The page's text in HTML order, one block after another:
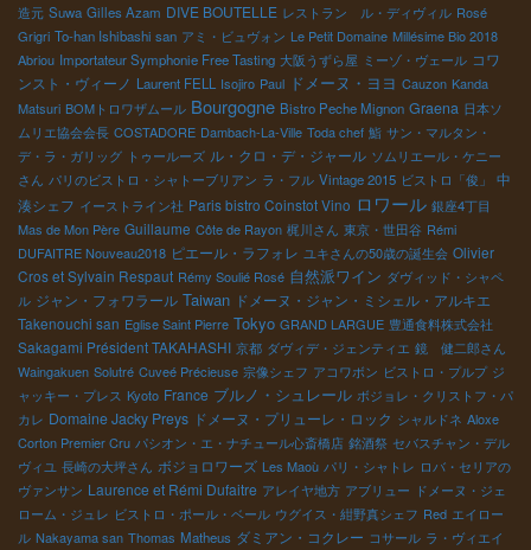
造元 Suwa Gilles Azam DIVE BOUTELLE レストラン ル・ディヴィル Rosé
Grigri To-han Ishibashi san アミ・ビュヴォン Le Petit Domaine Millésime Bio 2018
Abriou Importateur Symphonie Free Tasting 大阪うずら屋 ミーゾ・ヴェール コワ
ンスト・ヴィーノ Laurent FELL Isojiro Paul ドメーヌ・ヨヨ Cauzon Kanda
Matsuri BOMトロワザムール Bourgogne Bistro Peche Mignon Graena 日本ソ
ムリエ協会会長 COSTADORE Dambach-La-Ville Toda chef 鮨 サン・マルタン・
デ・ラ・ガリッグ トゥールーズ ル・クロ・デ・ジャール ソムリエール・ケニー
さん パリのビストロ・シャトーブリアン ラ・フル Vintage 2015 ビストロ「俊」
中
湊シェフ イーストライン社 Paris bistro Coinstot Vino ロワール 銀座4丁目
Mas de Mon Père Guillaume Côte de Rayon 梶川さん 東京・世田谷 Rémi
DUFAITRE Nouveau2018 ピエール・ラフォレ ユキさんの50歳の誕生会 Olivier
Cros et Sylvain Respaut Rémy Soulié Rosé 自然派ワイン ダヴィッド・シャペ
ル ジャン・フォワラール Taiwan ドメーヌ・ジャン・ミシェル・アルキエ
Takenouchi san Eglise Saint Pierre Tokyo GRAND LARGUE 豊通食料株式会社
Sakagami Président TAKAHASHI 京都 ダヴィデ・ジェンティエ 鏡 健二郎さん
Waingakuen Solutré Cuveé Précieuse 宗像シェフ アコワボン ビストロ・プルプ ジ
ャッキー・プレス Kyoto France ブルノ・シュレール ボジョレ・クリストフ・パ
カレ Domaine Jacky Preys ドメーヌ・プリューレ・ロック シャルドネ Aloxe
Corton Premier Cru パシオン・エ・ナチュール心斎橋店 銘酒祭 セバスチャン・デル
ヴィユ 長崎の大坪さん ボジョロワーズ Les Maoù パリ・シャトレ ロバ・セリアの
ヴァンサン Laurence et Rémi Dufaitre アレイヤ地方 アブリュー ドメーヌ・ジェ
ローム・ジュレ ビストロ・ポール・ベール ウグイス・紺野真シェフ Red エイロー
ル Nakayama san Thomas Matheus ダミアン・コクレー コサール ラ・ヴィエイ